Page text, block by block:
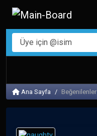
Ana Sayfa Beğenilenler